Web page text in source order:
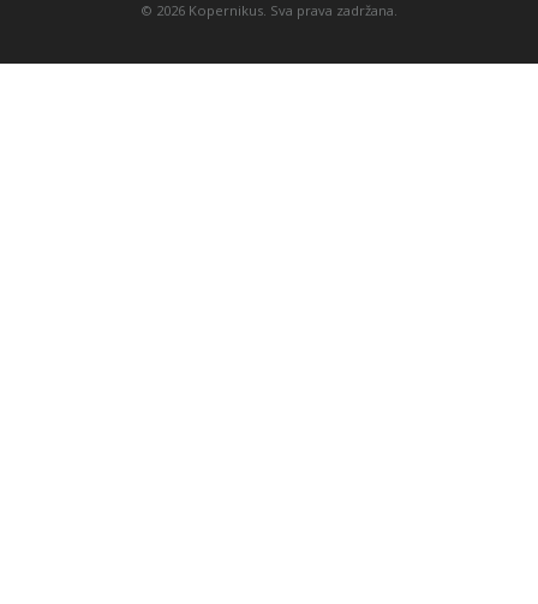
© 2026 Kopernikus. Sva prava zadržana.